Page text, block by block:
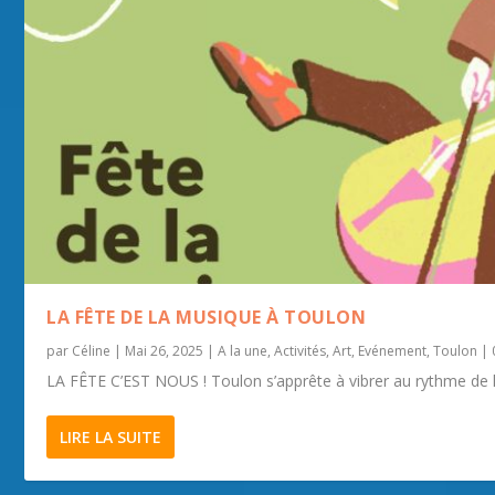
LA FÊTE DE LA MUSIQUE À TOULON
par Céline Mai 26, 2025 |A la une,Activités,Art, Evénement,Toulon
LA FÊTE C’EST NOUS ! Toulon s’apprête à vibrer au rythme
LIRE LA SUITE